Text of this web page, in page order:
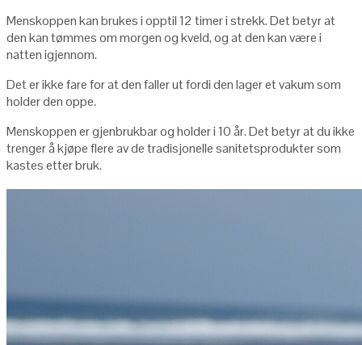
Menskoppen kan brukes i opptil 12 timer i strekk. Det betyr at
den kan tømmes om morgen og kveld, og at den kan være i
natten igjennom.
Det er ikke fare for at den faller ut fordi den lager et vakum som
holder den oppe.
Menskoppen er gjenbrukbar og holder i 10 år. Det betyr at du ikke
trenger å kjøpe flere av de tradisjonelle sanitetsprodukter som
kastes etter bruk.